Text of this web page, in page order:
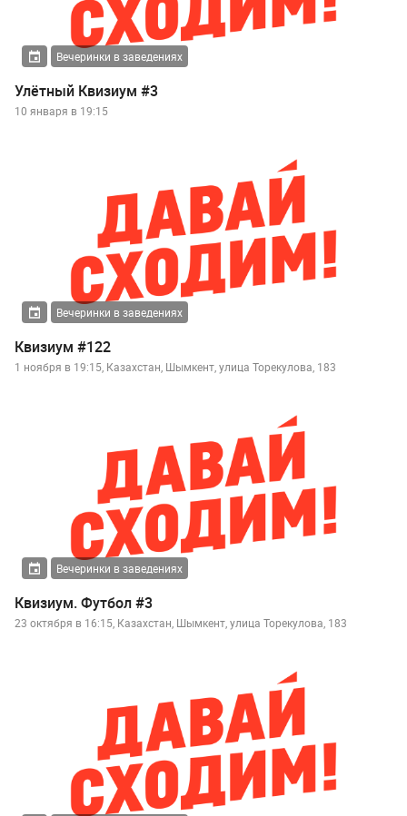
Вечеринки в заведениях
Улётный Квизиум #3
10 января в 19:15
Вечеринки в заведениях
Квизиум #122
1 ноября в 19:15, Казахстан, Шымкент, улица Торекулова, 183
Вечеринки в заведениях
Квизиум. Футбол #3
23 октября в 16:15, Казахстан, Шымкент, улица Торекулова, 183